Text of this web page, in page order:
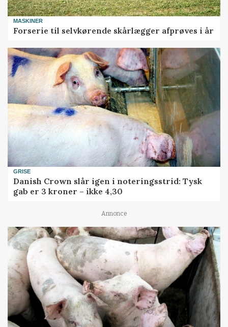
MASKINER
Forserie til selvkørende skårlægger afprøves i år
GRISE
Danish Crown slår igen i noteringsstrid: Tysk
gab er 3 kroner – ikke 4,30
Annonce